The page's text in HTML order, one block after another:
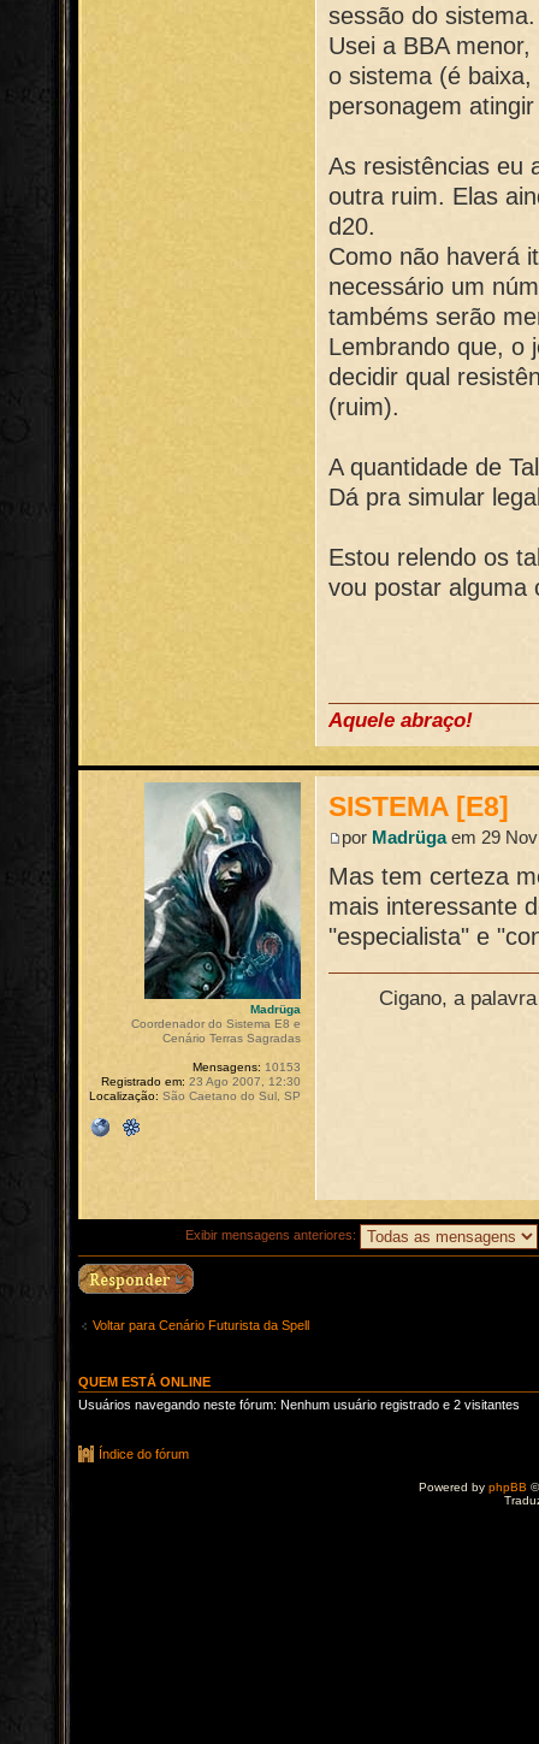
sessão do sistema.
Usei a BBA
o sistema (é
personagem
As resistências eu
outra ruim. Elas
d20.
Como não haverá
necessário um
tambéms serão
Lembrando que, o
decidir qual
(ruim).
A quantidade de
Dá pra simular
Estou relendo os
vou postar alguma
Aquele abraço!
SISTEMA [E8]
por Madrügaem 29
Mas tem certeza
mais interessante
"especialista" e
Cigano, a
Madrüga
Coordenador do Sistema E8 e
Cenário Terras Sagradas
Mensagens: 10153
Registrado em: 23 Ago 2007, 12:30
Localização: São Caetano do Sul, SP
Exibir mensagens anteriores:
Voltar para Cenário Futurista da Spell
QUEM ESTÁ ONLINE
Usuários navegando neste fórum: Nenhum usuário registrado e 2 visitantes
Índice do fórum
Powered by phpBB